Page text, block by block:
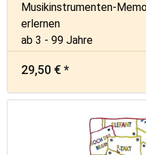
Musikinstrumenten-
erlernen
ab 3 - 99 Jahre
29,50 € *